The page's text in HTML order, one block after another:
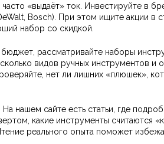
часто «выдаёт» ток. Инвестируйте в
Bosch). При этом ищите акции в
набор со скидкой.
рассматривайте наборы
видов ручных инструментов и
нет ли лишних «плюшек»,
На нашем сайте есть статьи, где
какие инструменты считаются
реального опыта поможет